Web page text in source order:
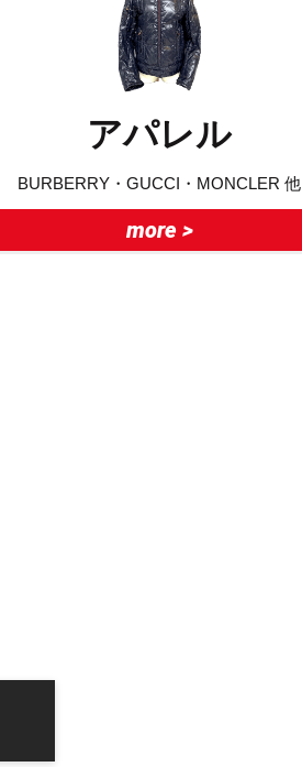
アパレル
BURBERRY・GUCCI・MONCLER 他
more >